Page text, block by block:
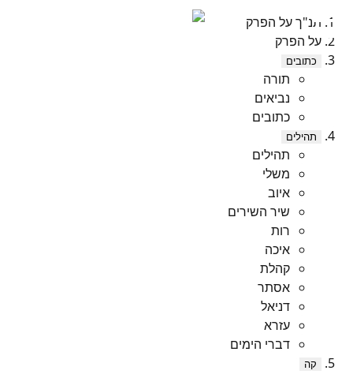
תנ"ך על הפרק
על הפרק
כתובים
תורה
נביאים
כתובים
תהילים
תהילים
משלי
איוב
שיר השירים
רות
איכה
קהלת
אסתר
דניאל
עזרא
דברי הימים
קה